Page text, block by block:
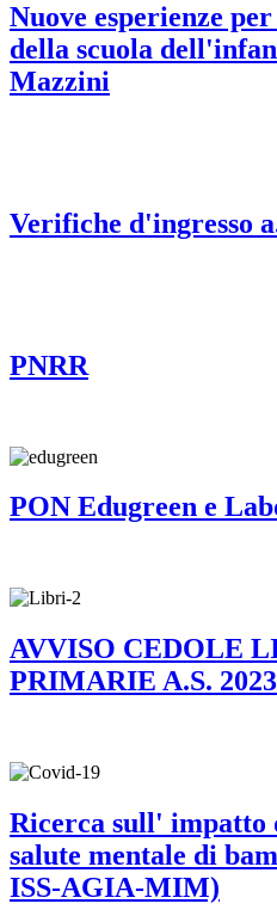
Nuove esperienze
della scuola
Mazzini
Verifiche d'ingresso
PNRR
PON Edugreen e
AVVISO CEDOLE
PRIMARIE A.S.
Ricerca sull' impatto
salute mentale di
ISS-AGIA-MIM)